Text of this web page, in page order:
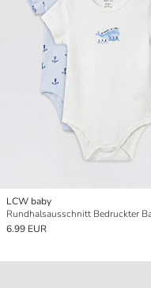
LCW baby
6.99 EUR